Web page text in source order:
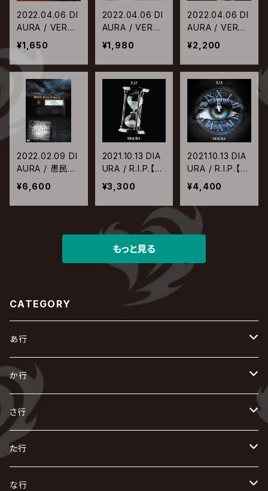
2022.04.06 DI
AURA / VERMI
LLION【Type-
C】
¥1,650
2022.04.06 DI
AURA / VERMI
LLION【Type-
B】
¥1,980
2022.04.06 DI
AURA / VERMI
LLION【Type-
¥2,200
2022.02.09 DI
AURA / 愚民の
日2021～スタジ
オコーストを独
裁せよ～
¥6,600
2021.10.13 DIA
URA / R.I.P.【通
常盤】
¥3,300
2021.10.13 DIA
URA / R.I.P.【初
回盤】
¥4,400
もっと見る
CATEGORY
あ行
あ
R指定
AIOLIN
い
IKUO
exist†trace
う
VIRGE / ヴァージュ
え
か行
か
怪人二十面奏
Kαin
き
KISAKI
く
さ行
さ
ザアザア
し
た行
た
な行